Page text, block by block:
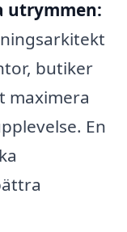
utrymmen:
butiker
maximera
En